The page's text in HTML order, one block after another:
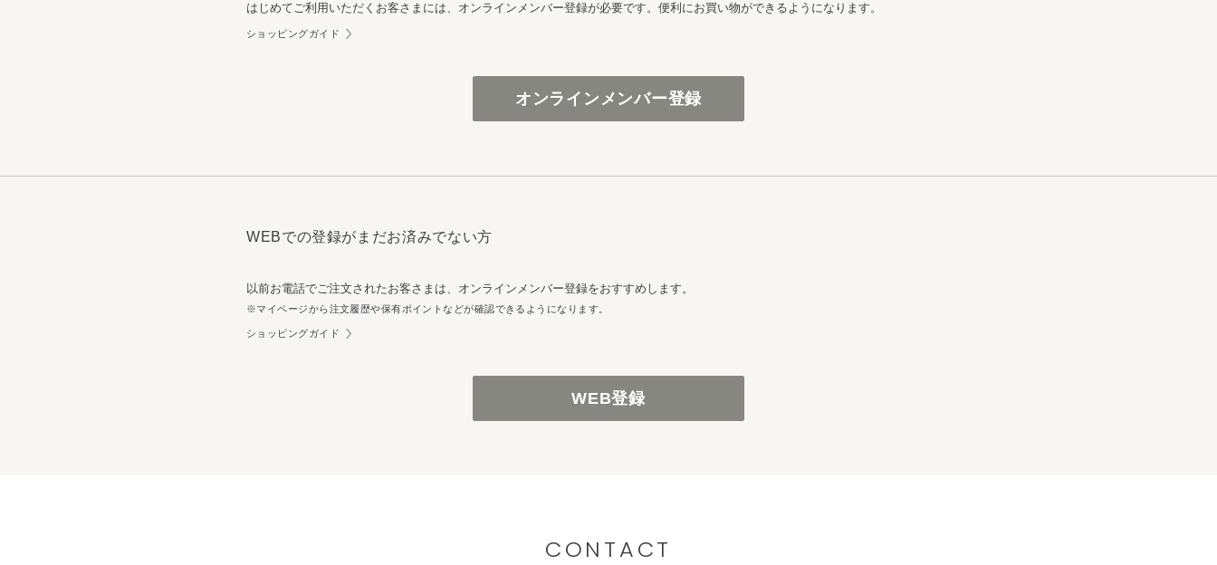
はじめてご利用いただくお客さまには、オンラインメンバー登録が必要です。便利にお買い物ができるようになります。
ショッピングガイド
オンラインメンバー登録
WEBでの登録がまだお済みでない方
以前お電話でご注文されたお客さまは、オンラインメンバー登録をおすすめします。
※マイページから注文履歴や保有ポイントなどが確認できるようになります。
ショッピングガイド
WEB登録
CONTACT